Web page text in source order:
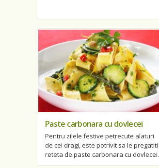
Paste carbonara cu dovlecei
Pentru zilele festive petrecute alaturi
de cei dragi, este potrivit sa le pregatiti
reteta de paste carbonara cu dovlecei.